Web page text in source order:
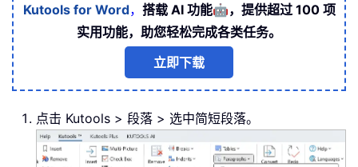
Kutools for Word， 搭载 AI 功能🤖，提供超过 100 项
实用功能，助您轻松完成各类任务。
立即下载
点击 Kutools > 段落 > 选中简短段落。